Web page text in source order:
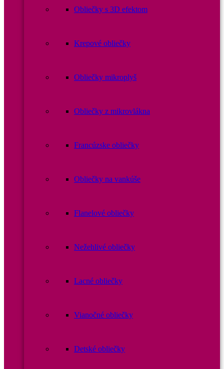
Obliečky s 3D efektom
Krepové obliečky
Obliečky mikroplyš
Obliečky z mikrovlákna
Francúzske obliečky
Obliečky na vankúše
Flanelové obliečky
Nežehlivé obliečky
Lacné obliečky
Vianočné obliečky
Detské obliečky